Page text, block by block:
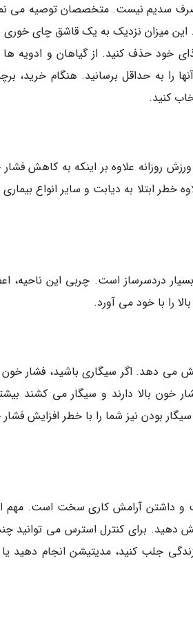
سدیم نیست. متخصصان توصیه می
میلی گرم در روز محدود کنید. این میزان نزدیک به یک قاشق چای
خود حذف کنید. از گیاهان و ادویه ها
را به حداقل برسانید. هنگام خرید،
کنید.
ورزش روزانه علاوه بر اینکه به کاهش
ابتلا به دیابت و سایر انواع
دردسرساز است. چربی این ناحیه،
را با خود می آورد.
می دهد. اگر سیگاری باشید، فشار
خون بالا دارند و سیگار می کشند
بودن نیز شما را با خطر افزایش
و داشتن آرامش کاری سخت است.
دهید. برای کنترل استرس می توانید
جلب کنید، مدیتیشن انجام دهید یا